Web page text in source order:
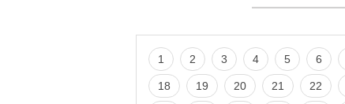
1 2 3 4 5 6
18 19 20 21 22